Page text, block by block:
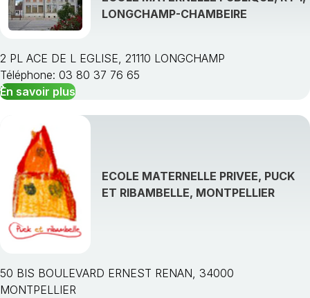
LONGCHAMP-CHAMBEIRE
2 PL ACE DE L EGLISE, 21110 LONGCHAMP
Téléphone: 03 80 37 76 65
En savoir plus
ECOLE MATERNELLE PRIVEE, PUCK
ET RIBAMBELLE, MONTPELLIER
50 BIS BOULEVARD ERNEST RENAN, 34000
MONTPELLIER